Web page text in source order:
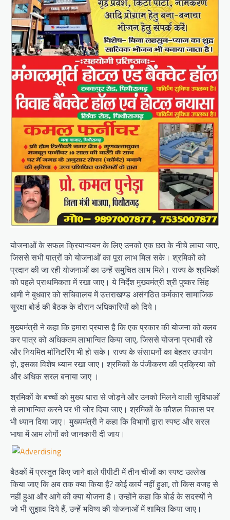
योजनाओं के सफल क्रियान्वयन के लिए उनको एक छत के नीचे लाया जाए,
जिससे सभी पात्रों को योजनाओं का पूरा लाभ मिल सके। श्रमिकों को
प्रदान की जा रही योजनाओं का उन्हें समुचित लाभ मिले। राज्य के श्रमिकों
को पहले प्राथमिकता में रखा जाए। ये निर्देश मुख्यमंत्री श्री पुष्कर सिंह
धामी ने बुधवार को सचिवालय में उत्तराखण्ड असंगठित कर्मकार सामाजिक
सुरक्षा बोर्ड की बैठक के दौरान अधिकारियों को दिये।
मुख्यमंत्री ने कहा कि हमारा प्रयास है कि एक प्रकार की योजना को क्लब
कर पात्र को अधिकतम लाभान्वित किया जाए, जिससे योजना प्रभावी रहे
और नियमित मॉनिटरिंग भी हो सके। राज्य के संसाधनों का बेहतर उपयोग
हो, इसका विशेष ध्यान रखा जाए। श्रमिकों के पंजीकरण की प्रक्रिया को
और अधिक सरल बनाया जाए ।
श्रमिकों के बच्चों को मुख्य धारा से जोड़ने और उनको मिलने वाली सुविधाओं
से लाभान्वित करने पर भी जोर दिया जाए। श्रमिकों के कौशल विकास पर
भी ध्यान दिया जाए। मुख्यमंत्री ने कहा कि विभागों द्वारा स्पष्ट और सरल
भाषा में आम लोगों को जानकारी दी जाय।
बैठकों में प्रस्तुत किए जाने वाले पीपीटी में तीन चीजों का स्पष्ट उल्लेख
किया जाए कि अब तक क्या किया है? कोई कार्य नहीं हुआ, तो किस वजह से
नहीं हुआ और आगे की क्या योजना है। उन्होंने कहा कि बोर्ड के सदस्यों ने
जो भी सुझाव दिये हैं, उन्हें भविष्य की योजनाओं में शामिल किया जाए।